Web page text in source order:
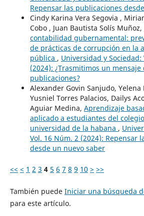
Repensar las publicaciones
Cindy Karina Vera Segovia ,
Cobo , Juan Bautista Solís Muñoz,
contabilidad gubernamental:
de prácticas de corrupción en la
pública , Universidad y Sociedad:
(2024): ¿Trasmitimos un
publicaciones?
Alexander Govin Sanjudo,
Yusniel Torres Palacios, Dailys
Aguiar Medina, Aprendizaje
aplicado a estudiantes del
universidad de la habana ,
Vol. 16 Núm. 2 (2024): Repensar
desde un nuevo saber
<< < 1 2 3 4 5 6 7 8 9 10 > >>
También puede Iniciar una búsqueda
para este artículo.